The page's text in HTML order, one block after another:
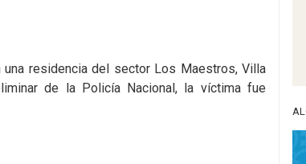
residencia del sector Los Maestros, Villa
de la Policía Nacional, la víctima fue